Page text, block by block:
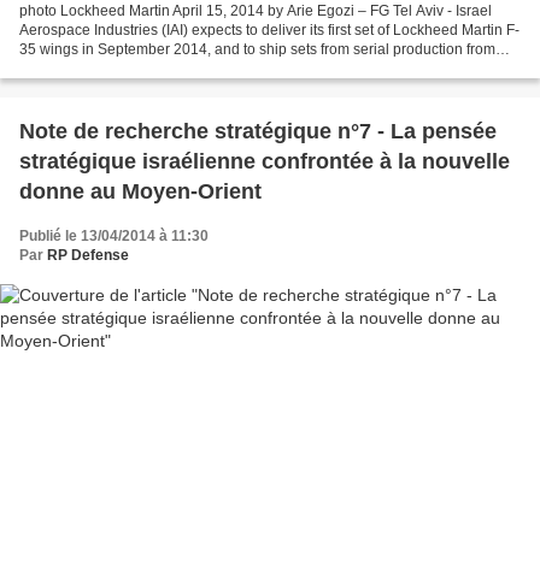
photo Lockheed Martin April 15, 2014 by Arie Egozi – FG Tel Aviv - Israel
Aerospace Industries (IAI) expects to deliver its first set of Lockheed Martin F-
35 wings in September 2014, and to ship sets from serial production from
Note de recherche stratégique n°7 - La pensée
stratégique israélienne confrontée à la nouvelle
donne au Moyen-Orient
Publié le 13/04/2014 à 11:30
Par RP Defense